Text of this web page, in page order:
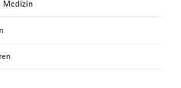
Medizin